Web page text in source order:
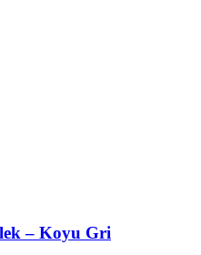
– Koyu Gri